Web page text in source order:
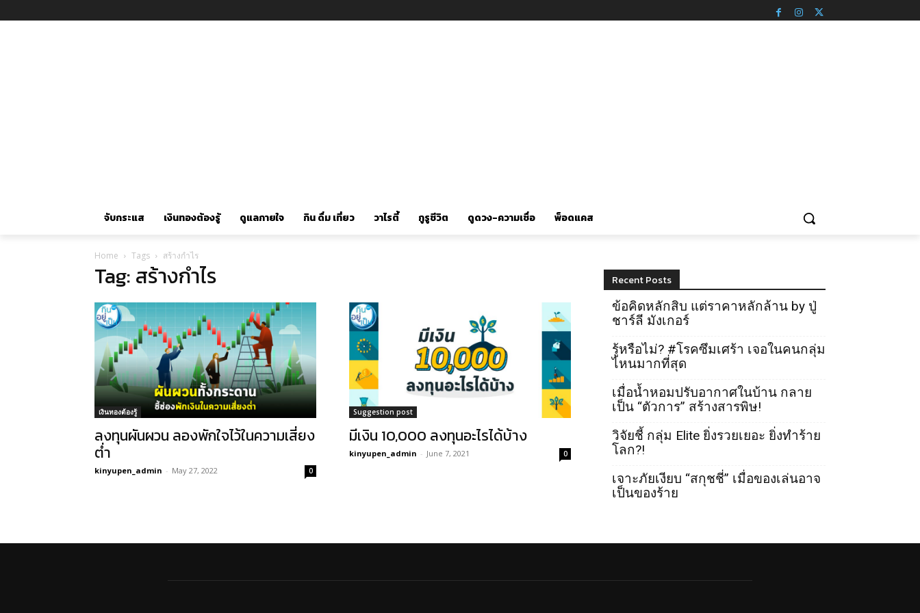
จับกระแส เงินทองต้องรู้ ดูแลกายใจ กิน ดื่ม เที่ยว วาไรตี้ กูรูชีวิต ดูดวง-ความเชื่อ พ็อดแคส
Home Tags สร้างกำไร
Tag: สร้างกำไร
เงินทองต้องรู้
ลงทุนผันผวน ลองพักใจไว้ในความเสี่ยง
ต่ำ
kinyupen_admin - May 27, 2022 0
Suggestion post
มีเงิน 10,000 ลงทุนอะไรได้บ้าง
kinyupen_admin - June 7, 2021 0
Recent Posts
ข้อคิดหลักสิบ แต่ราคาหลักล้าน by ปู่
ชาร์ลี มังเกอร์
รู้หรือไม่? #โรคซึมเศร้า เจอในคนกลุ่ม
ไหนมากที่สุด
เมื่อน้ำหอมปรับอากาศในบ้าน กลาย
เป็น “ตัวการ” สร้างสารพิษ!
วิจัยชี้ กลุ่ม Elite ยิ่งรวยเยอะ ยิ่งทำร้าย
โลก?!
เจาะภัยเงียบ “สกุชชี่” เมื่อของเล่นอาจ
เป็นของร้าย